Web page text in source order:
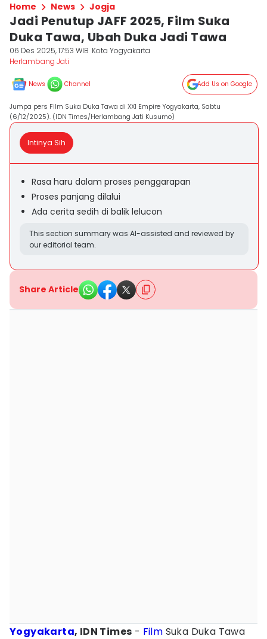
Home News Jogja
Jadi Penutup JAFF 2025, Film Suka
Duka Tawa, Ubah Duka Jadi Tawa
06 Des 2025, 17:53 WIB Kota Yogyakarta
Herlambang Jati
News Channel Add Us on Google
Jumpa pers Film Suka Duka Tawa di XXI Empire Yogyakarta, Sabtu
(6/12/2025). (IDN Times/Herlambang Jati Kusumo)
Intinya Sih
Rasa haru dalam proses penggarapan
Proses panjang dilalui
Ada cerita sedih di balik lelucon
This section summary was AI-assisted and reviewed by
our editorial team.
Share Article
Yogyakarta, IDN Times - Film Suka Duka Tawa